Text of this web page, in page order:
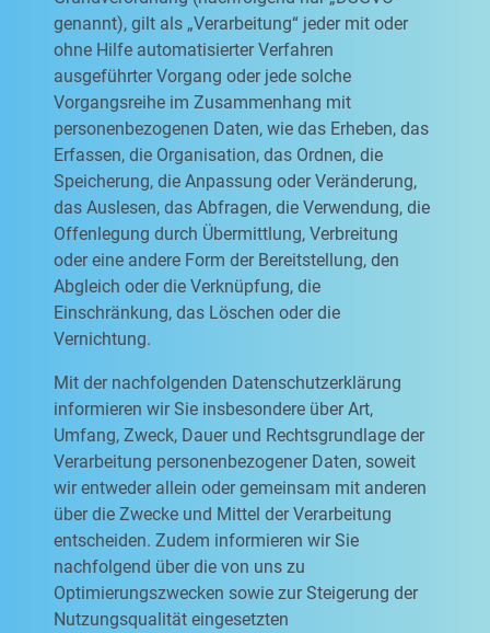
genannt), gilt als „Verarbeitung“ jeder mit oder
ohne Hilfe automatisierter Verfahren
ausgeführter Vorgang oder jede solche
Vorgangsreihe im Zusammenhang mit
personenbezogenen Daten, wie das Erheben, das
Erfassen, die Organisation, das Ordnen, die
Speicherung, die Anpassung oder Veränderung,
das Auslesen, das Abfragen, die Verwendung, die
Offenlegung durch Übermittlung, Verbreitung
oder eine andere Form der Bereitstellung, den
Abgleich oder die Verknüpfung, die
Einschränkung, das Löschen oder die
Vernichtung.
Mit der nachfolgenden Datenschutzerklärung
informieren wir Sie insbesondere über Art,
Umfang, Zweck, Dauer und Rechtsgrundlage der
Verarbeitung personenbezogener Daten, soweit
wir entweder allein oder gemeinsam mit anderen
über die Zwecke und Mittel der Verarbeitung
entscheiden. Zudem informieren wir Sie
nachfolgend über die von uns zu
Optimierungszwecken sowie zur Steigerung der
Nutzungsqualität eingesetzten